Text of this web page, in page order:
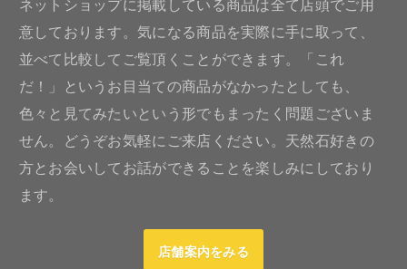
ネットショップに掲載している商品は全て店頭でご用
意しております。気になる商品を実際に手に取って、
並べて比較してご覧頂くことができます。「これ
だ！」というお目当ての商品がなかったとしても、
色々と見てみたいという形でもまったく問題ございま
せん。どうぞお気軽にご来店ください。天然石好きの
方とお会いしてお話ができることを楽しみにしており
ます。
店舗案内をみる